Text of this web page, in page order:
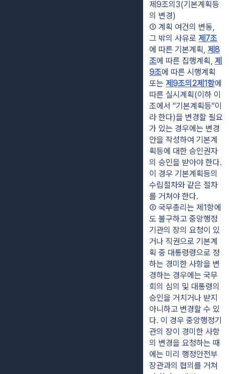
제9조의3(기본계획등
의 변경)
① 계획 여건의 변동,
그 밖의 사유로 제7조
에 따른 기본계획, 제8
조에 따른 집행계획, 제
9조에 따른 시행계획
또는 제9조의2제1항에
따른 실시계획(이하 이
조에서 "기본계획등"이
라 한다)을 변경할 필요
가 있는 경우에는 변경
안을 작성하여 기본계
획등에 대한 승인권자
의 승인을 받아야 한다.
이 경우 기본계획등의
수립절차와 같은 절차
를 거쳐야 한다.
② 국무총리는 제1항에
도 불구하고 중앙행정
기관의 장의 요청이 있
거나 직권으로 기본계
획 중 대통령령으로 정
하는 경미한 사항을 변
경하는 경우에는 국무
회의 심의 및 대통령의
승인을 거치거나 받지
아니하고 변경할 수 있
다. 이 경우 중앙행정기
관의 장이 경미한 사항
의 변경을 요청하는 때
에는 미리 행정안전부
장관과의 협의를 거쳐